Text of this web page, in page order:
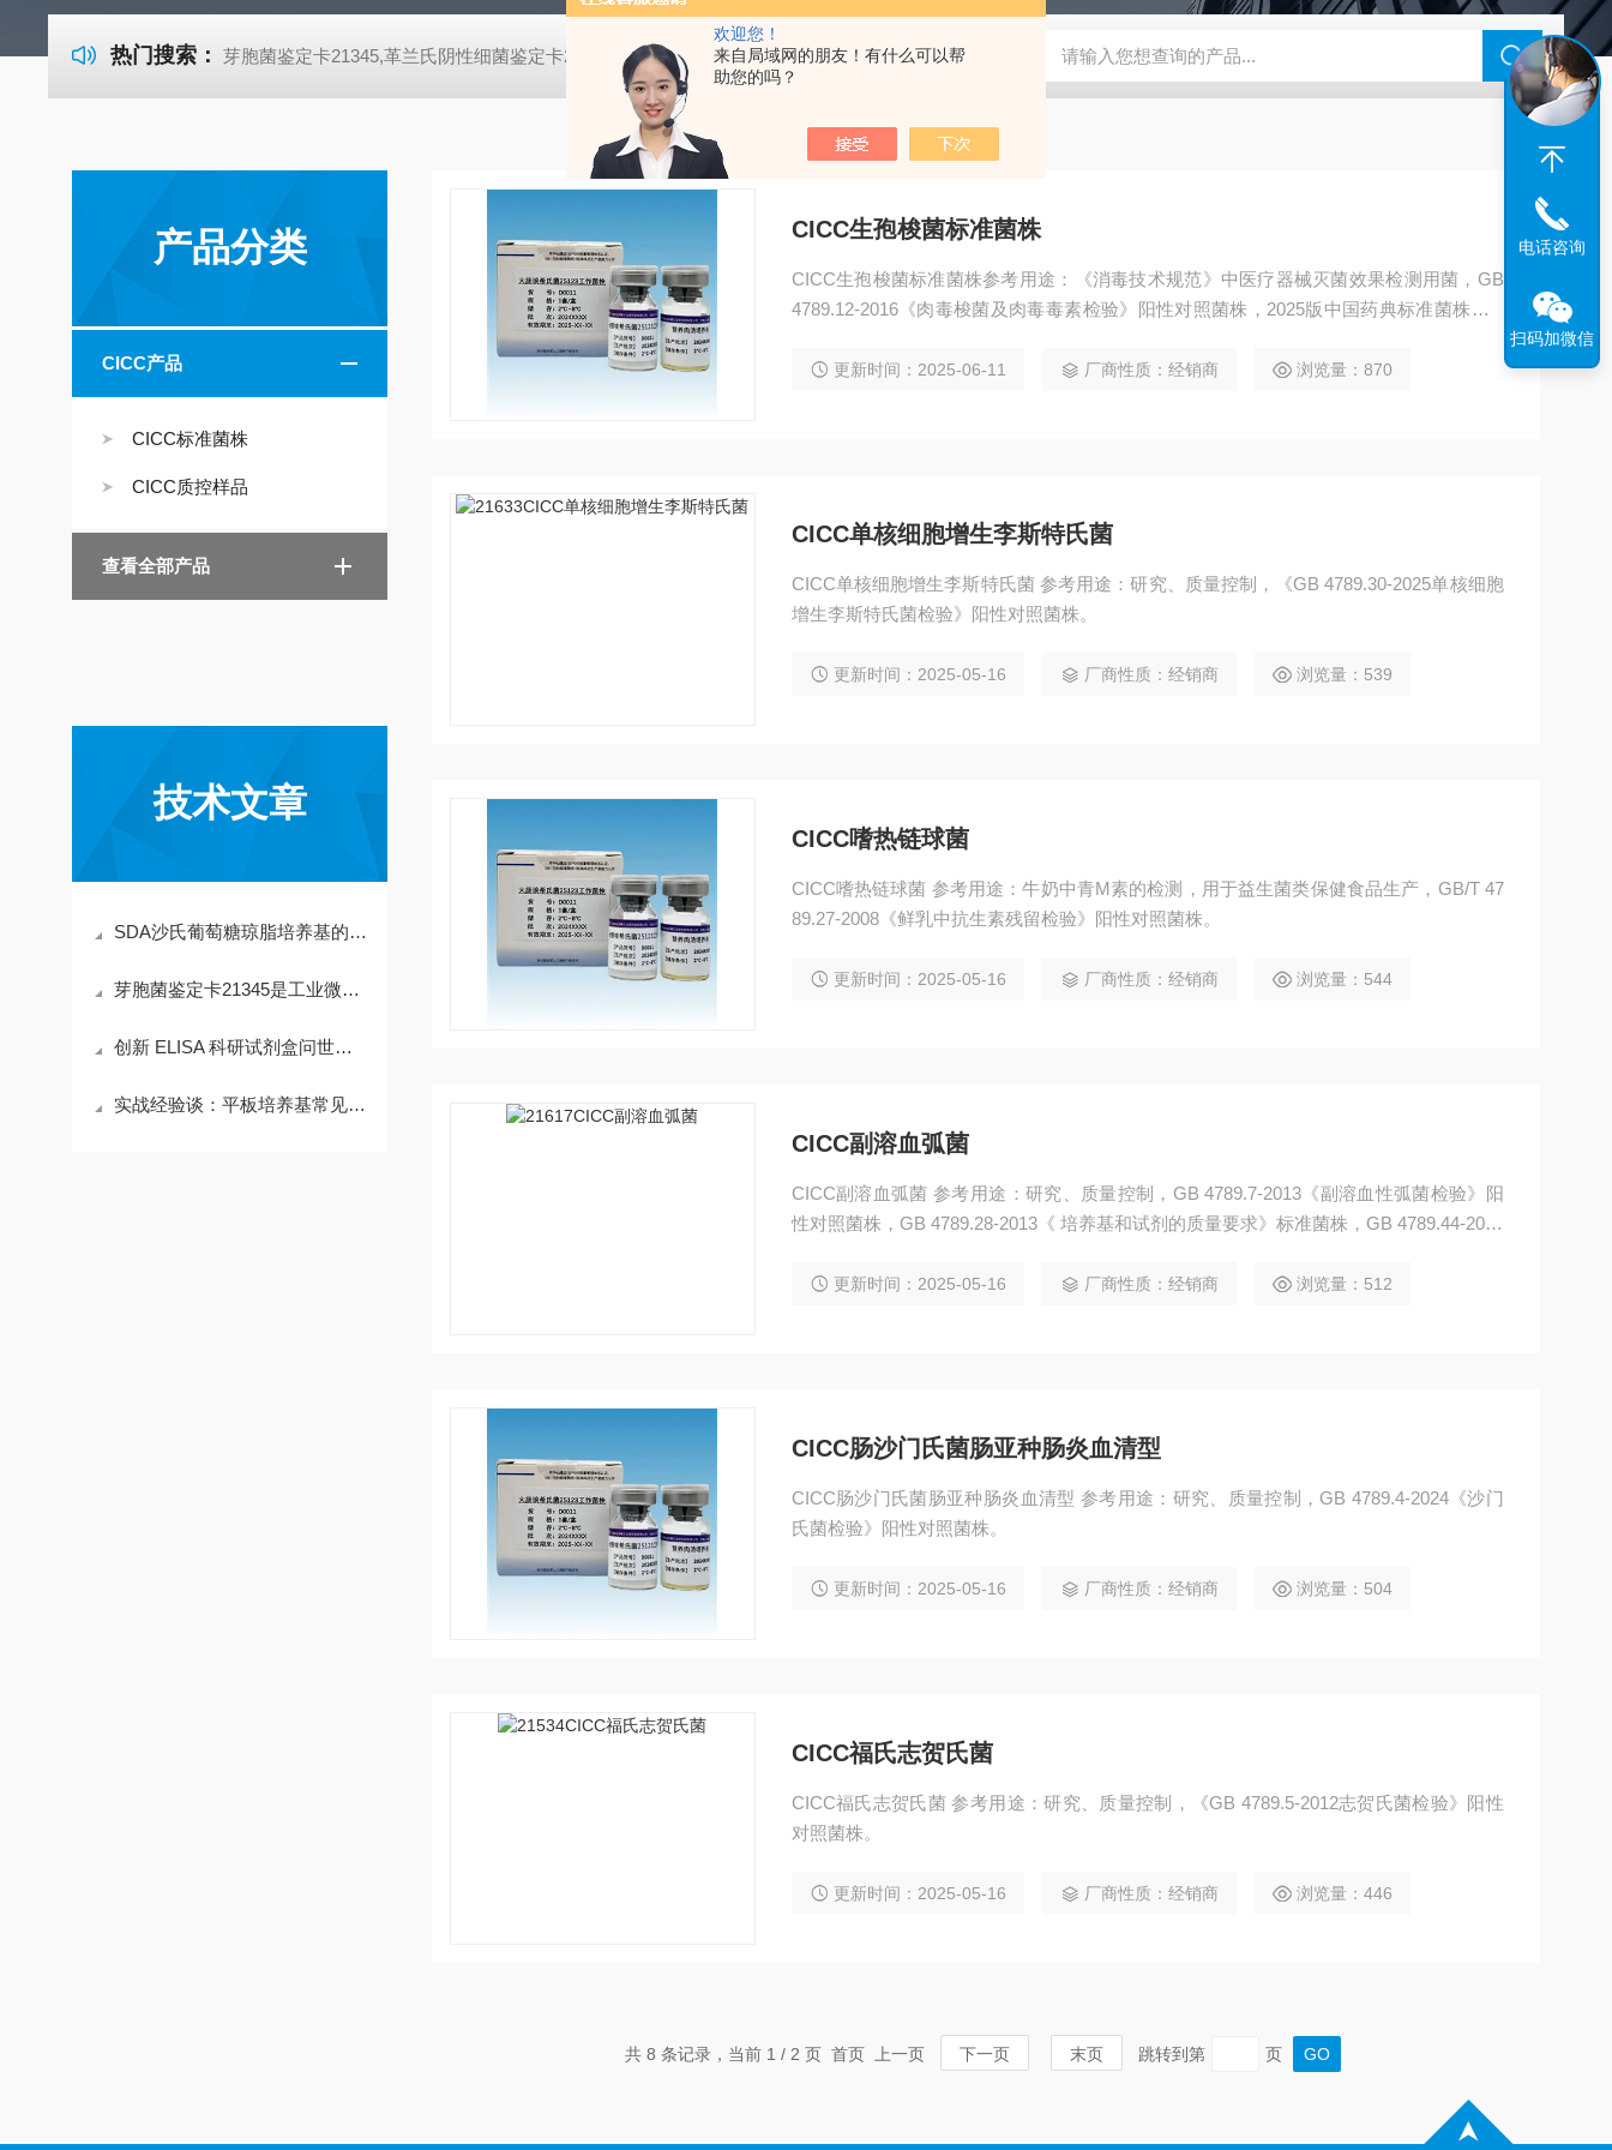
欢迎您！
来自局域网的朋友！有什么可以帮
助您的吗？
热门搜索： 芽胞菌鉴定卡21345,革兰氏阴性细菌鉴定卡21341,革兰氏阳性细菌鉴定卡21342,TSA胰酪大豆胨琼脂培养基,SDA沙氏葡萄糖琼脂培养基 芽胞菌鉴定卡21345,革兰氏阴性细菌鉴定卡21341,革兰氏阳性细菌鉴定卡21342,TSA胰酪大豆胨琼脂培养基,SDA沙氏葡萄糖琼脂培养基 芽胞菌鉴定卡21345,革兰氏阴性细菌鉴定卡21341,革兰氏阳性细菌鉴定卡21342,TSA胰酪大豆胨琼脂培养基,SDA沙氏葡萄糖琼脂培养基 芽胞菌鉴定卡21345,革兰氏阴性细菌鉴定卡21341,革兰氏阳性细菌鉴定卡21342,TSA胰酪大豆胨琼脂培养基,SDA沙氏葡萄糖琼脂培养基 芽胞菌鉴定卡21345,革兰氏阴性细菌鉴定卡21341,革兰氏阳性细菌鉴定卡21342,TSA胰酪大豆胨琼脂培养基,SDA沙氏葡萄糖琼脂培养基 芽胞菌鉴定卡21345,革兰氏阴性细菌鉴定卡21341,革兰氏阳性细菌鉴定卡21342,TSA胰酪大豆胨琼脂培养基,SDA沙氏葡萄糖琼脂培养基 芽胞菌鉴定卡21345,革兰氏阴性细菌鉴定卡21341,革兰氏阳性细菌鉴定卡21342,TSA胰酪大豆胨琼脂培养基,SDA沙氏葡萄糖琼脂培养基 芽胞菌鉴定卡21345,革兰氏阴性细菌鉴定卡21341,革兰氏阳性细菌鉴定卡21342,TSA胰酪大豆胨琼脂培养基,SDA沙氏葡萄糖琼脂培养基 芽胞菌鉴定卡21345,革兰氏阴性细菌鉴定卡21341,革兰氏阳性细菌鉴定卡21342,TSA胰酪大豆胨琼脂培养基,SDA沙氏葡萄糖琼脂培养基 芽胞菌鉴定卡21345,革兰氏阴性细菌鉴定卡21341,革兰氏阳性细菌鉴定卡21342,TSA胰酪大豆胨琼脂培养基,SDA沙氏葡萄糖琼脂培养基 芽胞菌鉴定卡21345,革兰氏阴性细菌鉴定卡21341,革兰氏阳性细菌鉴定卡21342,TSA胰酪大豆胨琼脂培养基,SDA沙氏葡萄糖琼脂培养基 芽胞菌鉴定卡21345,革兰氏阴性细菌鉴定卡21341,革兰氏阳性细菌鉴定卡21342,TSA胰酪大豆胨琼脂培养基,SDA沙氏葡萄糖琼脂培养基 芽胞菌鉴定卡21345,革兰氏阴性细菌鉴定卡21341,革兰氏阳性细菌鉴定卡21342,TSA胰酪大豆胨琼脂培养基,SDA沙氏葡萄糖琼脂培养基 芽胞菌鉴定卡21345,革兰氏阴性细菌鉴定卡21341,革兰氏阳性细菌鉴定卡21342,TSA胰酪大豆胨琼脂培养基,SDA沙氏葡萄糖琼脂培养基 芽胞菌鉴定卡21345,革兰氏阴性细菌鉴定卡21341,革兰氏阳性细菌鉴定卡21342,TSA胰酪大豆胨琼脂培养基,SDA沙氏葡萄糖琼脂培养基 芽胞菌鉴定卡21345,革兰氏阴性细菌鉴定卡21341,革兰氏阳性细菌鉴定卡21342,TSA胰酪大豆胨琼脂培养基,SDA沙氏葡萄糖琼脂培养基
产品分类
CICC产品
CICC标准菌株
CICC质控样品
查看全部产品
技术文章
SDA沙氏葡萄糖琼脂培养基的全周期存放要点分享
芽胞菌鉴定卡21345是工业微生物检测的“标准工具”
创新 ELISA 科研试剂盒问世，为生命科学研究注入强劲动力
实战经验谈：平板培养基常见问题与高效解决技巧
CICC生孢梭菌标准菌株
CICC生孢梭菌标准菌株参考用途：《消毒技术规范》中医疗器械灭菌效果检测用菌，GB
4789.12-2016《肉毒梭菌及肉毒毒素检验》阳性对照菌株，2025版中国药典标准菌株，G
更新时间：2025-06-11 厂商性质：经销商 浏览量：870
CICC单核细胞增生李斯特氏菌
CICC单核细胞增生李斯特氏菌 参考用途：研究、质量控制，《GB 4789.30-2025单核细胞
增生李斯特氏菌检验》阳性对照菌株。
更新时间：2025-05-16 厂商性质：经销商 浏览量：539
CICC嗜热链球菌
CICC嗜热链球菌 参考用途：牛奶中青M素的检测，用于益生菌类保健食品生产，GB/T 47
89.27-2008《鲜乳中抗生素残留检验》阳性对照菌株。
更新时间：2025-05-16 厂商性质：经销商 浏览量：544
CICC副溶血弧菌
CICC副溶血弧菌 参考用途：研究、质量控制，GB 4789.7-2013《副溶血性弧菌检验》阳
性对照菌株，GB 4789.28-2013《 培养基和试剂的质量要求》标准菌株，GB 4789.44-2020
更新时间：2025-05-16 厂商性质：经销商 浏览量：512
CICC肠沙门氏菌肠亚种肠炎血清型
CICC肠沙门氏菌肠亚种肠炎血清型 参考用途：研究、质量控制，GB 4789.4-2024《沙门
氏菌检验》阳性对照菌株。
更新时间：2025-05-16 厂商性质：经销商 浏览量：504
CICC福氏志贺氏菌
CICC福氏志贺氏菌 参考用途：研究、质量控制，《GB 4789.5-2012志贺氏菌检验》阳性
对照菌株。
更新时间：2025-05-16 厂商性质：经销商 浏览量：446
共 8 条记录，当前 1 / 2 页 首页 上一页 下一页 末页 跳转到第 页
电话咨询
扫码加微信